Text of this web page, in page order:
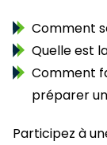
Comment
Quelle est
Comment
préparer
Participez à